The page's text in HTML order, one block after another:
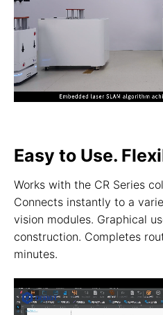
Easy to Use.
Works with the CR Series
Connects instantly to a
vision modules. Graphical
construction. Completes
minutes.